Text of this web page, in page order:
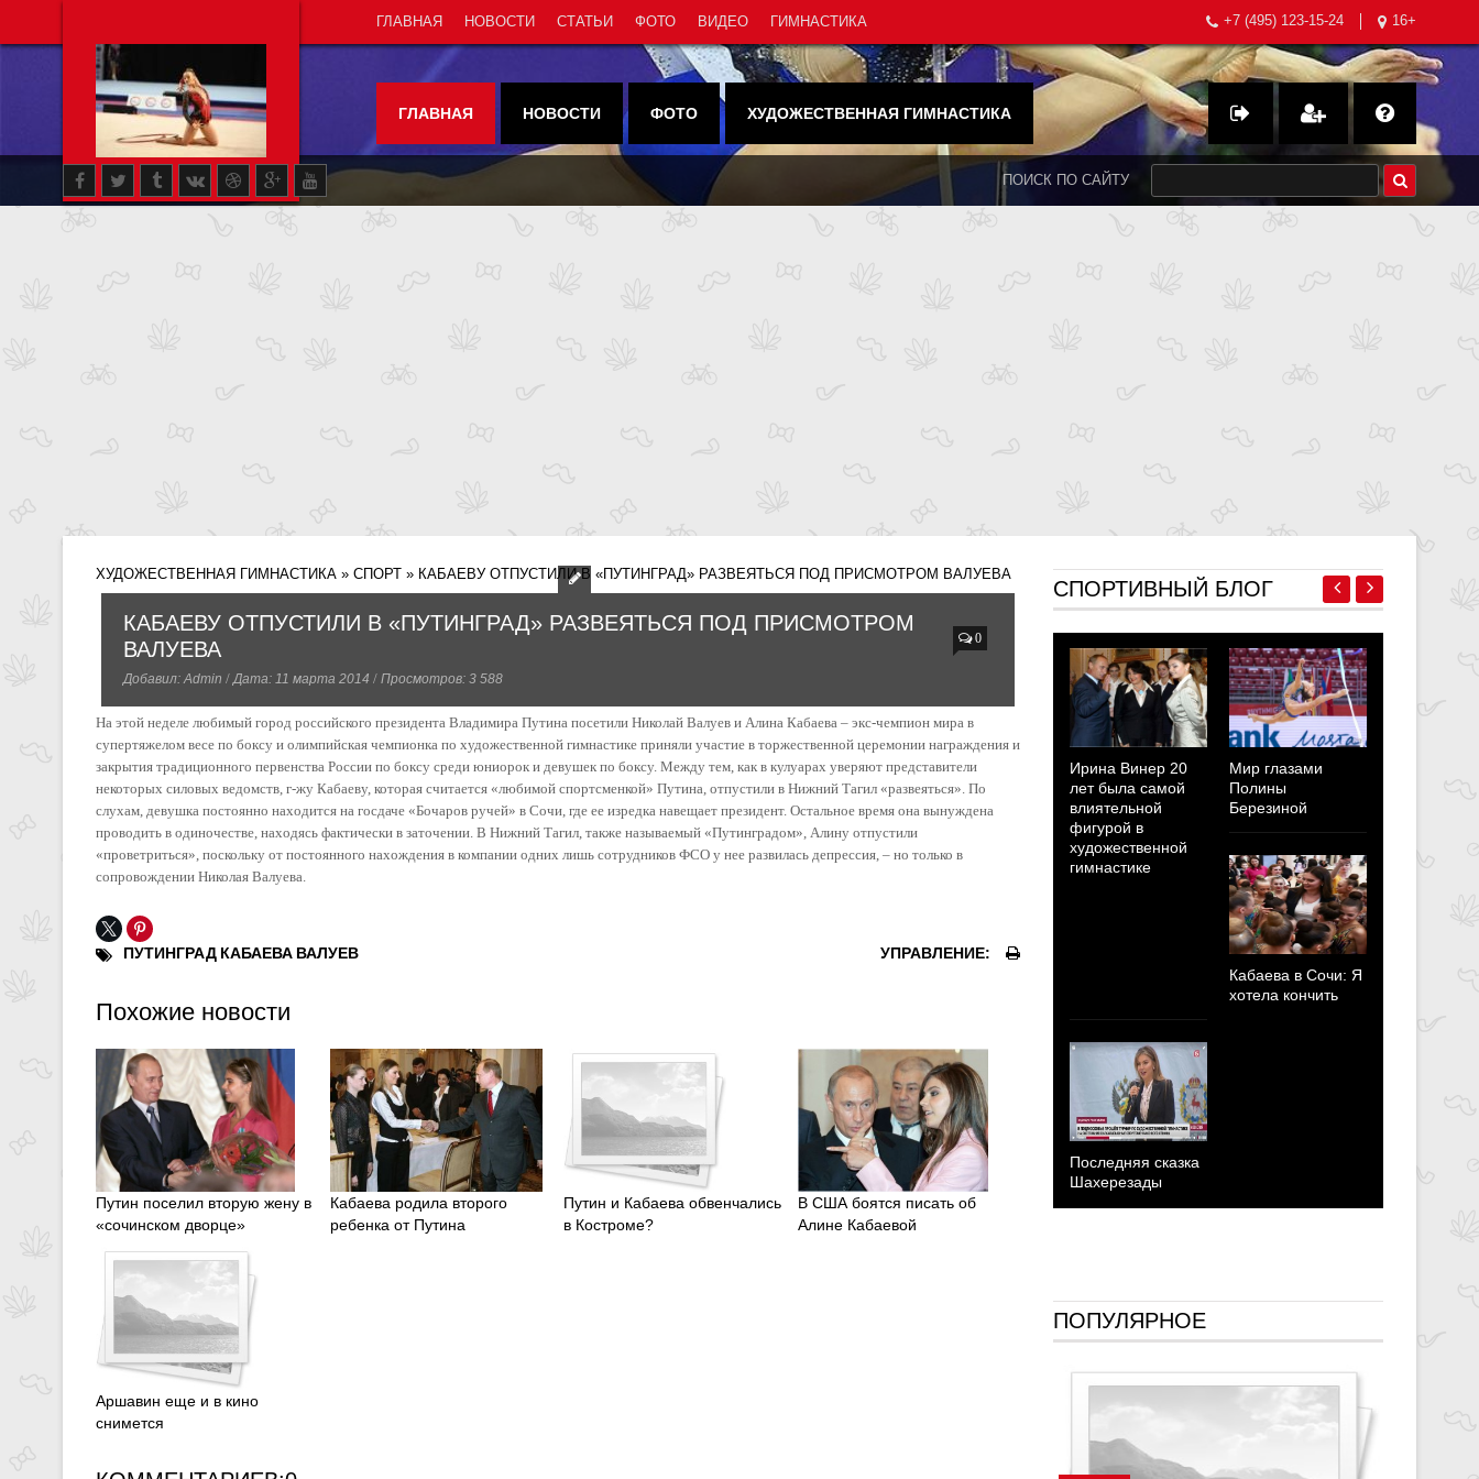
ГЛАВНАЯ НОВОСТИ СТАТЬИ ФОТО ВИДЕО ГИМНАСТИКА +7 (495) 123-15-24 16+
ГЛАВНАЯ НОВОСТИ ФОТО ХУДОЖЕСТВЕННАЯ ГИМНАСТИКА
ПОИСК ПО САЙТУ
ХУДОЖЕСТВЕННАЯ ГИМНАСТИКА » СПОРТ » КАБАЕВУ ОТПУСТИЛИ В «ПУТИНГРАД» РАЗВЕЯТЬСЯ ПОД ПРИСМОТРОМ ВАЛУЕВА
КАБАЕВУ ОТПУСТИЛИ В «ПУТИНГРАД» РАЗВЕЯТЬСЯ ПОД ПРИСМОТРОМ
ВАЛУЕВА
Добавил:Admin /Дата: 11 марта 2014 / Просмотров: 3 588
0
На этой неделе любимый город российского президента Владимира Путина посетили Николай Валуев и Алина Кабаева – экс-чемпион мира в
супертяжелом весе по боксу и олимпийская чемпионка по художественной гимнастике приняли участие в торжественной церемонии награждения и
закрытия традиционного первенства России по боксу среди юниорок и девушек по боксу. Между тем, как в кулуарах уверяют представители
некоторых силовых ведомств, г-жу Кабаеву, которая считается «любимой спортсменкой» Путина, отпустили в Нижний Тагил «развеяться». По
слухам, девушка постоянно находится на госдаче «Бочаров ручей» в Сочи, где ее изредка навещает президент. Остальное время она вынуждена
проводить в одиночестве, находясь фактически в заточении. В Нижний Тагил, также называемый «Путинградом», Алину отпустили
«проветриться», поскольку от постоянного нахождения в компании одних лишь сотрудников ФСО у нее развилась депрессия, – но только в
сопровождении Николая Валуева.
ПУТИНГРАД КАБАЕВА ВАЛУЕВ УПРАВЛЕНИЕ:
Похожие новости
Путин поселил вторую жену в
«сочинском дворце»
Кабаева родила второго
ребенка от Путина
Путин и Кабаева обвенчались
в Костроме?
В США боятся писать об
Алине Кабаевой
Аршавин еще и в кино
снимется
СПОРТИВНЫЙ БЛОГ
Ирина Винер 20
лет была самой
влиятельной
фигурой в
художественной
гимнастике
Мир глазами
Полины
Березиной
Кабаева в Сочи: Я
хотела кончить
Последняя сказка
Шахерезады
ПОПУЛЯРНОЕ